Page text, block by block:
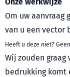
Om uw aanvraag
van u een vector
Heeft u deze niet?
Wij zouden
bedrukking komt